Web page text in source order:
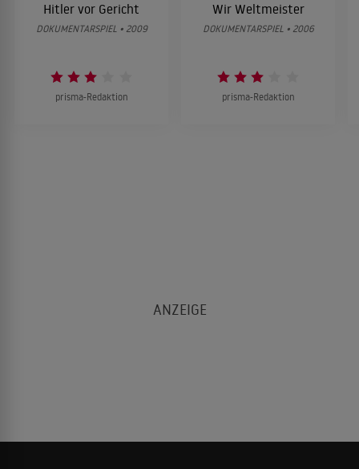
Hitler vor Gericht
DOKUMENTARSPIEL • 2009
prisma-Redaktion
Wir Weltmeister
DOKUMENTARSPIEL • 2006
prisma-Redaktion